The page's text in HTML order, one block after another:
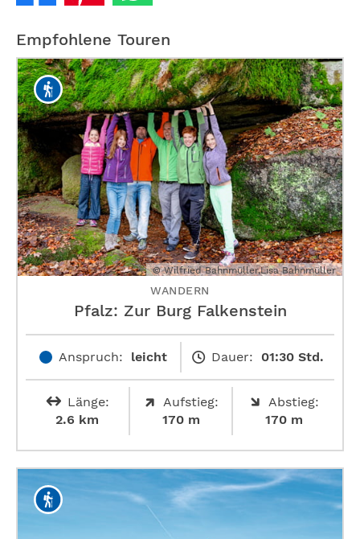
Empfohlene Touren
© Wilfried Bahnmüller,Lisa Bahnmüller
WANDERN
Pfalz: Zur Burg Falkenstein
Anspruch: leicht Dauer: 01:30 Std.
Länge:
2.6 km
Aufstieg:
170 m
Abstieg:
170 m